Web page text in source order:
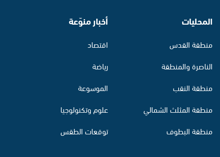
المحليات
منطقة القدس
الناصرة والمنطقة
منطقة النقب
منطقة المثلث الشمالي
منطقة البطوف
أخبار منوّعة
اقتصاد
رياضة
الموسوعة
علوم وتكنولوجيا
توقعات الطقس